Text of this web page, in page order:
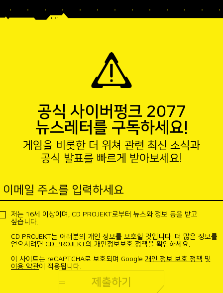
공식 사이버펑크 2077
뉴스레터를 구독하세요!
게임을 비롯한 더 위쳐 관련 최신 소식과
공식 발표를 빠르게 받아보세요!
이메일 주소를 입력하세요
저는 16세 이상이며, CD PROJEKT로부터 뉴스와 정보 등을 받고
싶습니다.
CD PROJEKT는 여러분의 개인 정보를 보호할 것입니다. 더 많은 정보를
얻으시려면 CD PROJEKT의 개인정보보호 정책을 확인하세요.
이 사이트는 reCAPTCHA로 보호되며 Google 개인 정보 보호 정책 및
이용 약관이 적용됩니다.
제출하기